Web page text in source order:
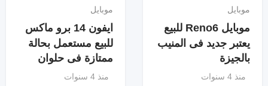
موبايل
موبايل Reno6 للبيع
يعتبر جديد فى المنيب
بالجيزة
منذ 4 سنوات
موبايل
ايفون 14 برو ماكس
للبيع مستعمل بحالة
ممتازة فى حلوان
منذ 4 سنوات